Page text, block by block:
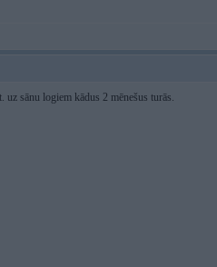
uz sānu logiem kādus 2 mēnešus turās.